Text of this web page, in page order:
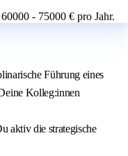
- 75000 € pro Jahr.
Führung eines
Kolleg:innen
aktiv die strategische